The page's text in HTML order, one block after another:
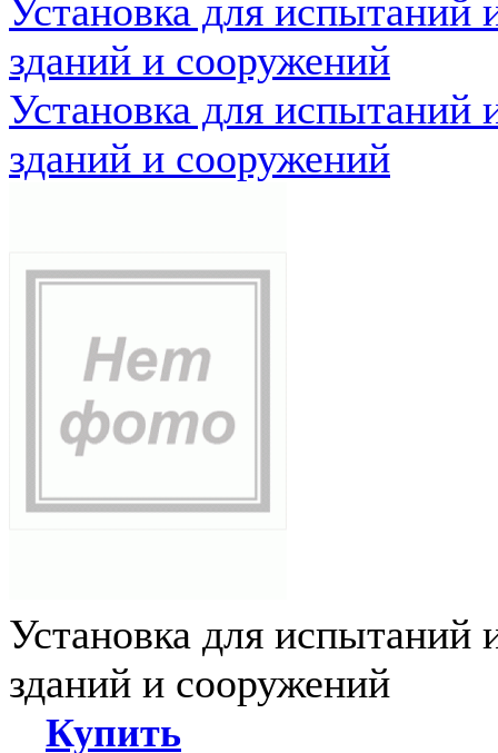
Установка для испытаний
зданий и сооружений
Установка для испытаний
зданий и сооружений
Установка для испытаний
зданий и сооружений
Купить